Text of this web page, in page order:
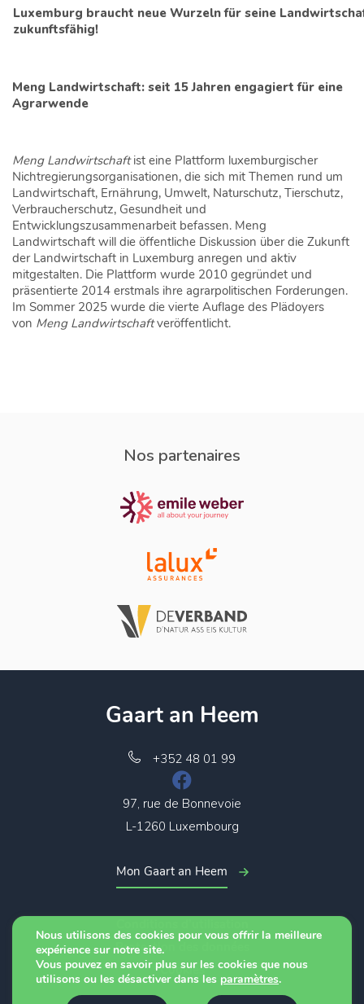
Luxemburg braucht neue Wurzeln für seine
zukunftsfähig!
Meng Landwirtschaft: seit 15 Jahren engagiert für eine
Agrarwende
Meng Landwirtschaftist eine Plattform luxemburgischer
Nichtregierungsorganisationen, die sich mit Themen rund um
Landwirtschaft, Ernährung, Umwelt, Naturschutz, Tierschutz,
Verbraucherschutz, Gesundheit und
Entwicklungszusammenarbeit befassen. Meng
Landwirtschaft will die öffentliche Diskussion über die Zukunft
der Landwirtschaft in Luxemburg anregen und aktiv
mitgestalten. Die Plattform wurde 2010 gegründet und
präsentierte 2014 erstmals ihre agrarpolitischen Forderungen.
Im Sommer 2025 wurde die vierte Auflage des Plädoyers
von Meng Landwirtschaftveröffentlicht.
Nos partenaires
Gaart an Heem
+352 48 01 99
97, rue de Bonnevoie
L-1260 Luxembourg
Mon Gaart an Heem
Protection des données
Cookies
Nous utilisons des cookies pour vous offrir la meilleure
expérience sur notre site.
Vous pouvez en savoir plus sur les cookies que nous
utilisons ou les désactiver dans les paramètres.